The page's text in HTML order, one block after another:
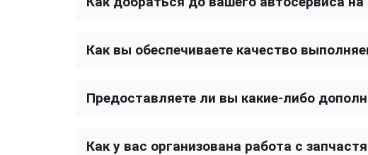
Как вы обеспечиваете качество
Предоставляете ли вы какие-либо
Как у вас организована работа с